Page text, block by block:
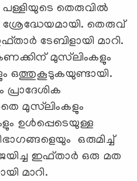
തെരുവിൽ
തെരുവ്
ടേബിളായി മാറി.
മുസ്‍ലിംകളും
ഒത്തുകൂടുകയുണ്ടായി.
മുസ്‍ലിംകളും
ഉൾപ്പെടെയുള്ള
ഒരുമിച്ച്
ഇഫ്താർ ഒരു മത
മാറി.